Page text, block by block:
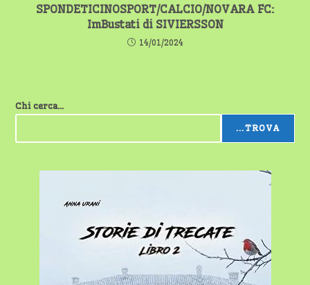
SPONDETICINOSPORT/CALCIO/NOVARA FC:
ImBustati di SIVIERSSON
14/01/2024
Chi cerca...
...TROVA